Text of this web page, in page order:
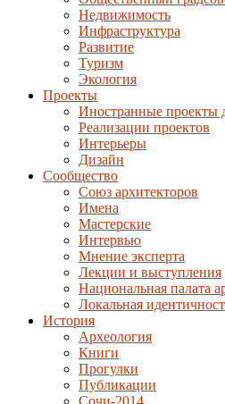
Недвижимость
Инфраструктура
Развитие
Туризм
Экология
Проекты
Иностранные проекты
Реализации проектов
Интерьеры
Дизайн
Сообщество
Союз архитекторов
Имена
Мастерские
Интервью
Мнение эксперта
Лекции и выступления
Национальная палата
Локальная
История
Археология
Книги
Прогулки
Публикации
Сочи-2014